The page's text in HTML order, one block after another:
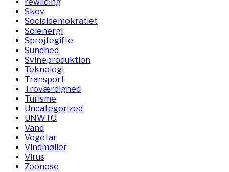
Skov
Socialdemokratiet
Solenergi
Sprøjtegifte
Sundhed
Svineproduktion
Teknologi
Transport
Troværdighed
Turisme
Uncategorized
UNWTO
Vand
Vegetar
Vindmøller
Virus
Zoonose